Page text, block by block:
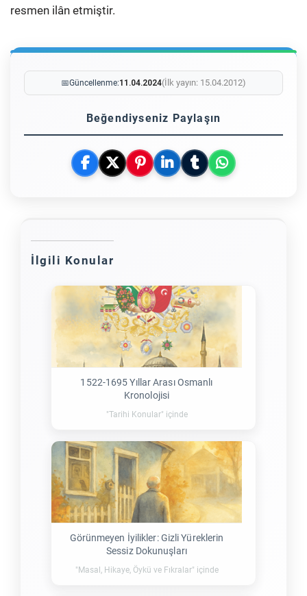
resmen ilân etmiştir.
📅Güncellenme:11.04.2024(İlk yayın: 15.04.2012)
Beğendiyseniz Paylaşın
İlgili Konular
1522-1695 Yıllar Arası Osmanlı
Kronolojisi
"Tarihi Konular" içinde
Görünmeyen İyilikler: Gizli Yüreklerin
Sessiz Dokunuşları
"Masal, Hikaye, Öykü ve Fıkralar" içinde